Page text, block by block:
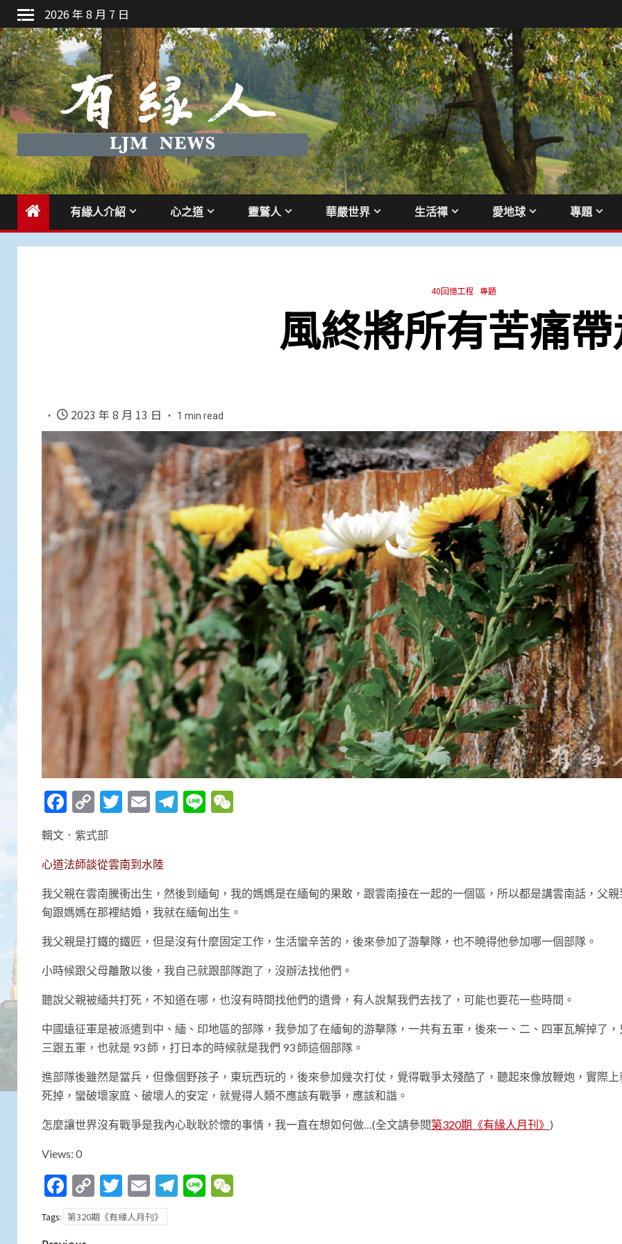
Skip
to
content
2026 年 8 月 7 日
有緣人介紹 心之道 靈鷲人 華嚴世界 生活禪 愛地球 專題
40回憶工程 專題
風終將所有苦痛
2023 年 8 月 13 日 1 min read
Facebook
Copy
Link
Twitter
EmailTelegram
Line
輯文．紫式部
心道法師談從雲南到水陸
我父親在雲南騰衝出生，然後到緬甸，我的媽媽是在緬甸的果敢，跟雲南接在一起的一個區，所以都是講雲南話，父親
甸跟媽媽在那裡結婚，我就在緬甸出生。
我父親是打鐵的鐵匠，但是沒有什麼固定工作，生活蠻辛苦的，後來參加了游擊隊，也不曉得他參加哪一個部隊。
小時候跟父母離散以後，我自己就跟部隊跑了，沒辦法找他們。
聽說父親被緬共打死，不知道在哪，也沒有時間找他們的遺骨，有人說幫我們去找了，可能也要花一些時間。
中國遠征軍是被派遣到中、緬、印地區的部隊，我參加了在緬甸的游擊隊，一共有五軍，後來一、二、四軍瓦解掉了
三跟五軍，也就是 93 師，打日本的時候就是我們 93 師這個部隊。
進部隊後雖然是當兵，但像個野孩子，東玩西玩的，後來參加幾次打仗，覺得戰爭太殘酷了，聽起來像放鞭炮，實際上
死掉，蠻破壞家庭、破壞人的安定，就覺得人類不應該有戰爭，應該和諧。
怎麼讓世界沒有戰爭是我內心耿耿於懷的事情，我一直在想如何做…(全文請參閱第320期《有緣人月刊》 )
Views: 0
Facebook
Copy
Link
Twitter
EmailTelegram
Line
Tags: 第320期《有緣人月刊》